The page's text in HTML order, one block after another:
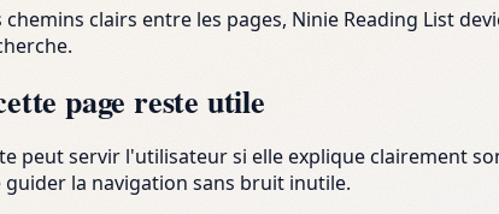
chemins clairs entre les pages, Ninie Reading List
page reste utile
peut servir l'utilisateur si elle explique clairement
la navigation sans bruit inutile.